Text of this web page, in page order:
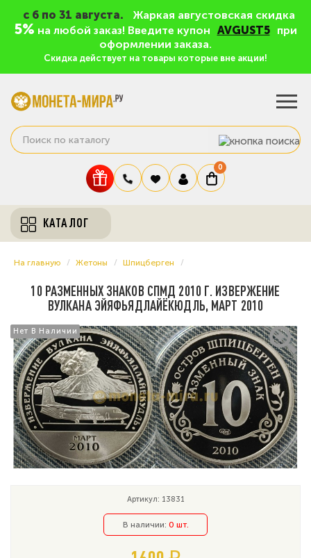
c 6 по 31 августа. Жаркая августовская скидка
5% на любой заказ! Введите купон AVGUST5
при
оформлении заказа.
Скидка действует на товары которые вне акции!
0
КАТАЛОГ
На главную Жетоны Шпицберген
10 РАЗМЕННЫХ ЗНАКОВ СПМД 2010 Г. ИЗВЕРЖЕНИЕ
ВУЛКАНА ЭЙЯФЬЯДЛАЙЁКЮДЛЬ, МАРТ 2010
Нет В Наличии
Нет В Наличии
Артикул: 13831
В наличии: 0 шт.